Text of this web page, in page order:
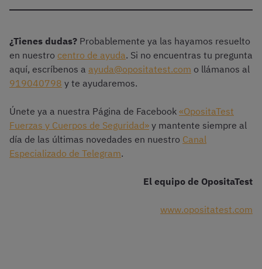
¿Tienes dudas? Probablemente ya las hayamos resuelto
en nuestro centro de ayuda. Si no encuentras tu pregunta
aquí, escríbenos a ayuda@opositatest.com o llámanos al
919040798 y te ayudaremos.
Únete ya a nuestra Página de Facebook «OpositaTest
Fuerzas y Cuerpos de Seguridad» y mantente siempre al
día de las últimas novedades en nuestro Canal
Especializado de Telegram.
El equipo de OpositaTest
www.opositatest.com